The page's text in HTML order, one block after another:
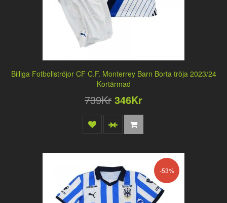
Billiga Fotbollströjor CF C.F. Monterrey Barn Borta tröja 2023/24
Kortärmad
739Kr 346Kr
-53%